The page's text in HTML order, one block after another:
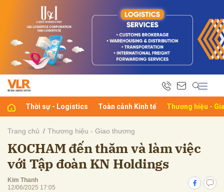
Thời sự - Logistics Toàn cảnh Kinh tế Thương hiệu -
Trang chủ Thương hiệu - Giao thương
KOCHAM đến thăm và làm việc
với Tập đoàn KN Holdings
Kim Thanh
12/06/2025 17:05
luận
Hủy